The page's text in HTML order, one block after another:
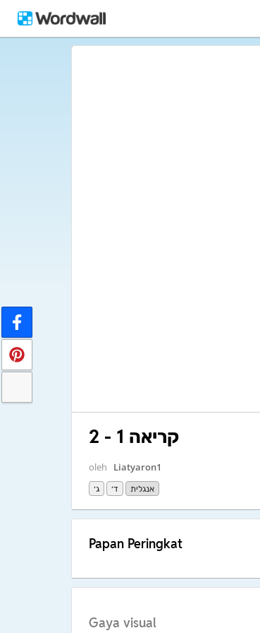
קריאה 1 - 2
oleh Liatyaron1
ג׳ ד׳ אנגלית
Papan Peringkat
Gaya visual